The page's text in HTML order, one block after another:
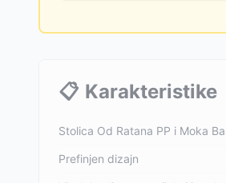
📋 Karakteristike
Stolica Od Ratana PP i Moka
Prefinjen dizajn